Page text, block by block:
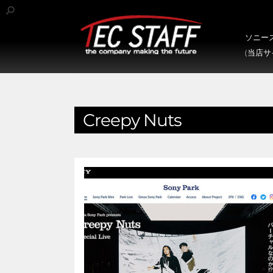
ソニー
(当店
Creepy Nuts